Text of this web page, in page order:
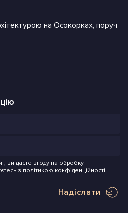
на Осокорках, поруч
ви даєте згоду на обробку
з політикою конфіденційності
Надіслати